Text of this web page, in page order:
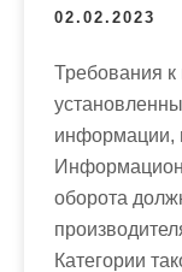
02.02.2023
Требования
информации,
оборота
Категории